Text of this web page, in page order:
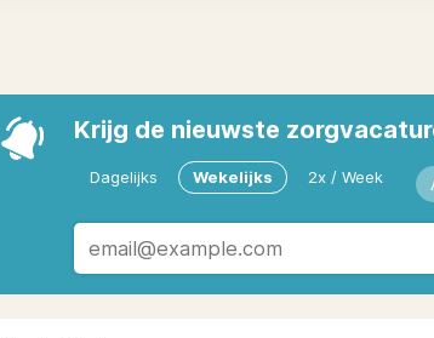
Krijg de nieuwste
Dagelijks Wekelijks 2x / Week